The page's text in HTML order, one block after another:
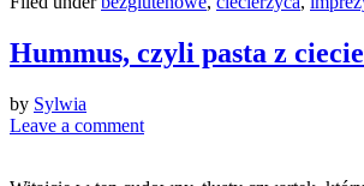
Hummus, czyli pasta z
by Sylwia
Leave a comment